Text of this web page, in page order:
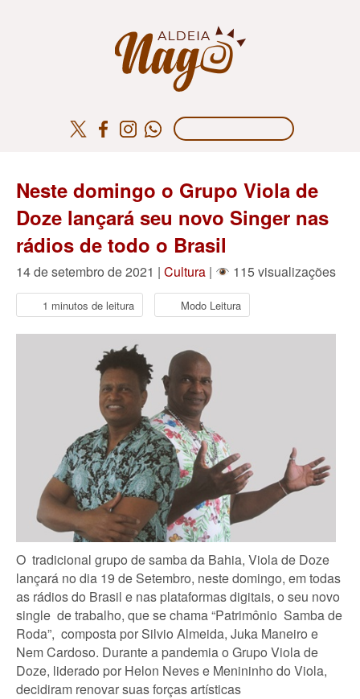
Neste domingo o Grupo Viola de
Doze lançará seu novo Singer nas
rádios de todo o Brasil
14 de setembro de 2021 | Cultura | 115 visualizações
1 minutos de leitura Modo Leitura
O tradicional grupo de samba da Bahia, Viola de Doze
lançará no dia 19 de Setembro, neste domingo, em todas
as rádios do Brasil e nas plataformas digitais, o seu novo
single de trabalho, que se chama “Patrimônio Samba de
Roda”, composta por Silvio Almeida, Juka Maneiro e
Nem Cardoso. Durante a pandemia o Grupo Viola de
Doze, liderado por Helon Neves e Menininho do Viola,
decidiram renovar suas forças artísticas